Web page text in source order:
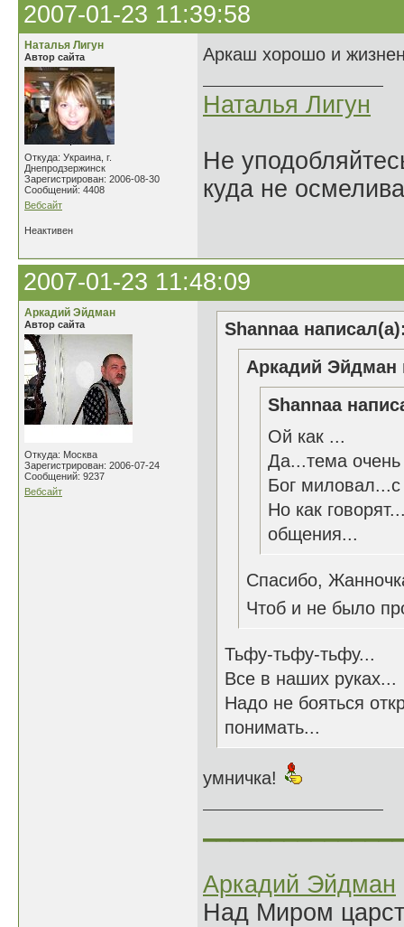
2007-01-23 11:39:58
Наталья Лигун
Автор сайта
Откуда: Украина, г.
Днепродзержинск
Зарегистрирован: 2006-08-30
Сообщений: 4408
Вебсайт
Аркаш хорошо и
Наталья Лигун
Не
куда не
Неактивен
2007-01-23 11:48:09
Аркадий Эйдман
Автор сайта
Откуда: Москва
Зарегистрирован: 2006-07-24
Сообщений: 9237
Вебсайт
Shannaa
Аркадий Эйдман
Shannaa
Ой как ...
Да...тема очень
Бог
Но как
общения...
Спасибо,
Чтоб и не было
Тьфу-тьфу-тьфу...
Все в наших руках...
Надо не бояться
понимать...
умничка!
Аркадий Эйдман
Над Миром